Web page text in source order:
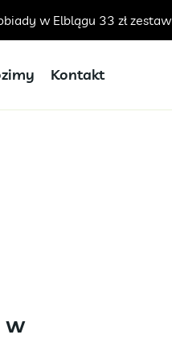
w Elblągu 33 zł zestaw
Kontakt
w